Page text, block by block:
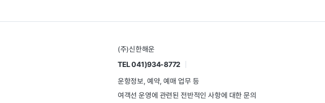
(주)신한해운
TEL 041)934-8772
운항정보, 예약, 예매 업무 등
여객선 운영에 관련된 전반적인 사항에 대한 문의